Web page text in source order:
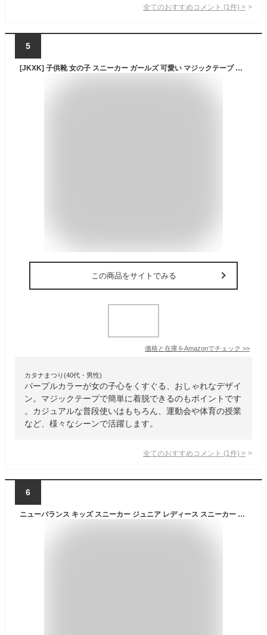
全てのおすすめコメント (1 件) >
5
[JKXK] 子供靴 女の子 スニーカー ガールズ 可愛い マジックテープ キッズ 運動靴 軽量 ウォーキング 厚底 おしゃれ 小学生 通気 カジュアル スポーツ 通学 歩きやすい 滑り止め ゴム紐 誕生日プレゼント アウトドア 柔らか スクール (パープル, 21.5 cm)
この商品をサイトでみる
価格と在庫をAmazonでチェック >>
カタナまつり(40代・男性)
パープルカラーが女の子心をくすぐる、おしゃれなデザイ
ン。マジックテープで簡単に着脱できるのもポイントです
。カジュアルな普段使いはもちろん、運動会や体育の授業
など、様々なシーンで活躍します。
全てのおすすめコメント (1 件) >
6
ニューバランス キッズ スニーカー ジュニア レディース スニーカー New Balance YT570 黒 青 ピンク パープル 赤 ネイビー 運動会 運動靴 通学 通園 男の子 女の子 ランニングシューズ 軽量 セール 送料無料